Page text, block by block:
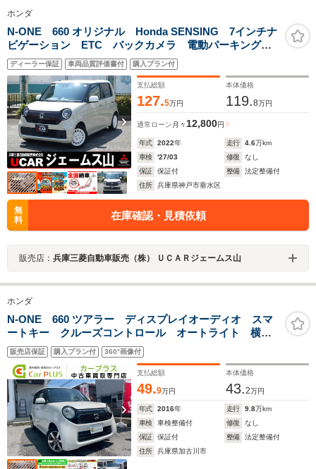
ホンダ
N-ONE 660 オリジナル Honda SENSING 7インチナ
ビゲーション ETC バックカメラ 電動パーキングブ
レーキ LEDヘッドライト スマートキー
ディーラー保証 車両品質評価書付 購入プラン付
支払総額
127.5万円
本体価格
119.8万円
通常ローン 月々12,800円
年式 2022年 走行 4.6万km
車検
'27/03 修復
なし
保証
保証付 整備
法定整備付
住所
兵庫県神戸市垂水区
無
料
在庫確認・見積依頼
販売店： 兵庫三菱自動車販売（株） ＵＣＡＲジェームス山
ホンダ
N-ONE 660 ツアラー ディスプレイオーディオ スマ
ートキー クルーズコントロール オートライト 横滑
り防止装置 ベンチシート
販売店保証 購入プラン付 360°画像付
支払総額
49.9万円
本体価格
43.2万円
年式 2016年 走行 9.8万km
車検
車検整備付 修復
なし
保証
保証付 整備
法定整備付
住所
兵庫県加古川市